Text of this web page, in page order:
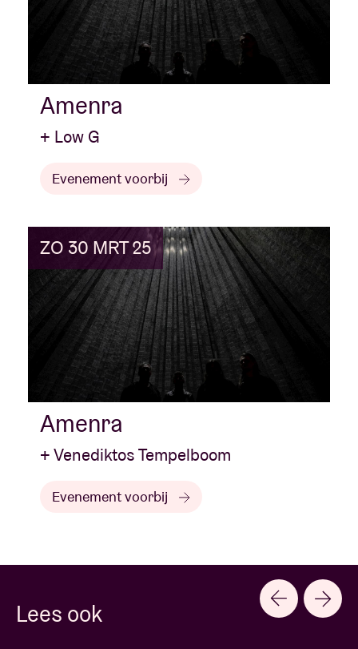
Amenra
+ Low G
Evenement voorbij
ZO 30 MRT 25
Amenra
+ Venediktos Tempelboom
Evenement voorbij
Lees ook